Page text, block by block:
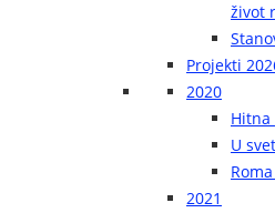
život
Projekti
2020
Hitna
U
2021